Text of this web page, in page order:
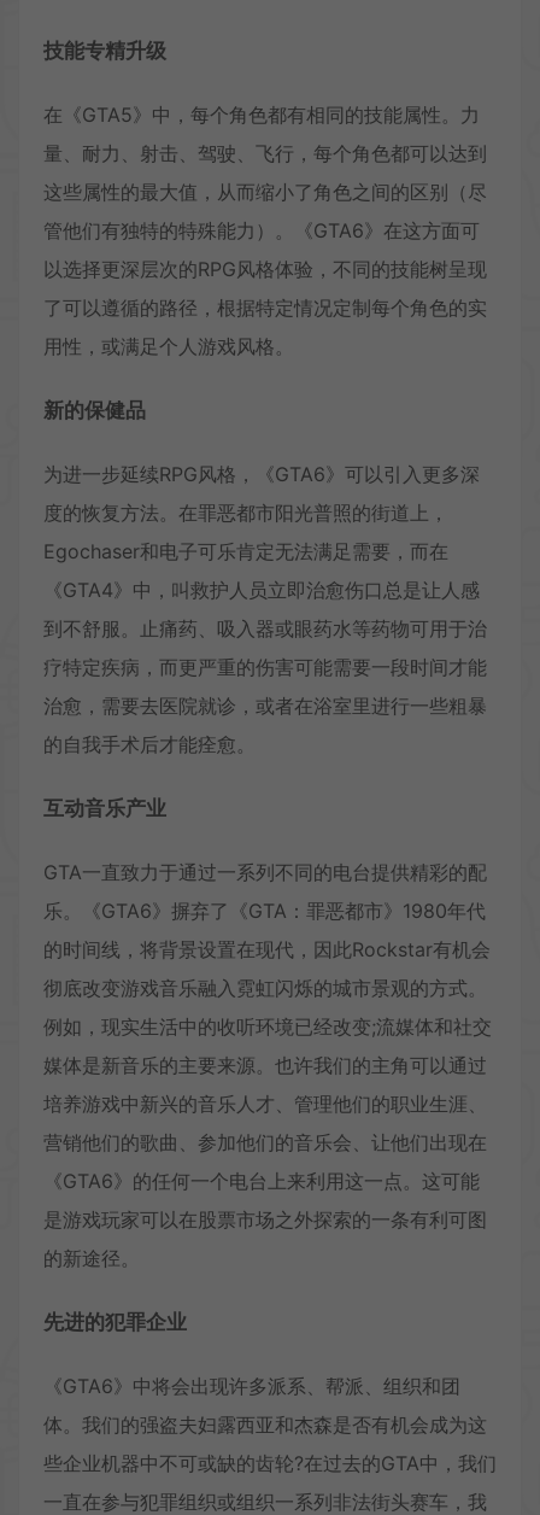
技能专精升级
在《GTA5》中，每个角色都有相同的技能属性。力
量、耐力、射击、驾驶、飞行，每个角色都可以达到
这些属性的最大值，从而缩小了角色之间的区别（尽
管他们有独特的特殊能力）。《GTA6》在这方面可
以选择更深层次的RPG风格体验，不同的技能树呈现
了可以遵循的路径，根据特定情况定制每个角色的实
用性，或满足个人游戏风格。
新的保健品
为进一步延续RPG风格，《GTA6》可以引入更多深
度的恢复方法。在罪恶都市阳光普照的街道上，
Egochaser和电子可乐肯定无法满足需要，而在
《GTA4》中，叫救护人员立即治愈伤口总是让人感
到不舒服。止痛药、吸入器或眼药水等药物可用于治
疗特定疾病，而更严重的伤害可能需要一段时间才能
治愈，需要去医院就诊，或者在浴室里进行一些粗暴
的自我手术后才能痊愈。
互动音乐产业
GTA一直致力于通过一系列不同的电台提供精彩的配
乐。《GTA6》摒弃了《GTA：罪恶都市》1980年代
的时间线，将背景设置在现代，因此Rockstar有机会
彻底改变游戏音乐融入霓虹闪烁的城市景观的方式。
例如，现实生活中的收听环境已经改变;流媒体和社交
媒体是新音乐的主要来源。也许我们的主角可以通过
培养游戏中新兴的音乐人才、管理他们的职业生涯、
营销他们的歌曲、参加他们的音乐会、让他们出现在
《GTA6》的任何一个电台上来利用这一点。这可能
是游戏玩家可以在股票市场之外探索的一条有利可图
的新途径。
先进的犯罪企业
《GTA6》中将会出现许多派系、帮派、组织和团
体。我们的强盗夫妇露西亚和杰森是否有机会成为这
些企业机器中不可或缺的齿轮?在过去的GTA中，我们
一直在参与犯罪组织或组织一系列非法街头赛车，我